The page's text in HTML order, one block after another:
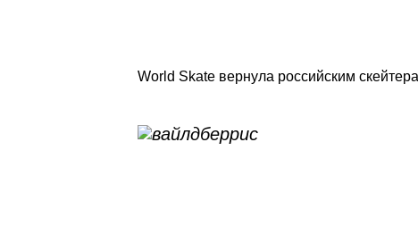
World Skate вернула российским